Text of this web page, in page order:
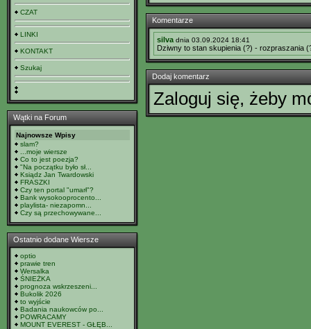
CZAT
LINKI
KONTAKT
Szukaj
Wątki na Forum
Najnowsze Wpisy
slam?
...moje wiersze
Co to jest poezja?
"Na początku było sł...
Ksiądz Jan Twardowski
FRASZKI
Czy ten portal "umarł"?
Bank wysokooprocento...
playlista- niezapomn...
Czy są przechowywane...
Ostatnio dodane Wiersze
optio
prawie tren
Wersalka
ŚNIEŻKA
prognoza wskrzeszeni...
Bukolik 2026
to wyjście
Badania naukowców po...
POWRACAMY
MOUNT EVEREST - GŁĘB...
Komentarze
silva dnia 03.09.2024 18:41
Dziwny to stan skupienia (?) - rozpraszania
Dodaj komentarz
Zaloguj się, żeby